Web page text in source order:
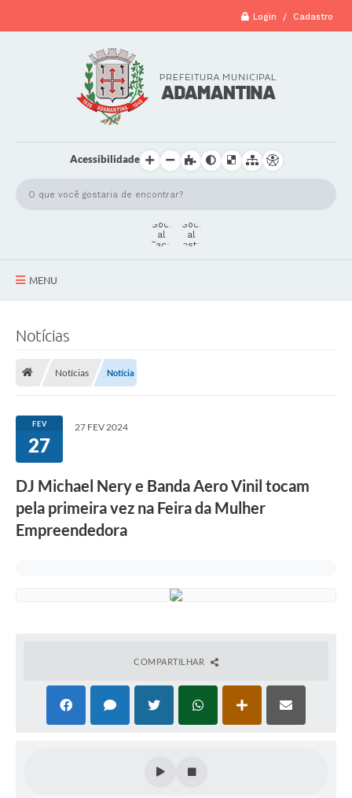
Login / Cadastro
Acessibilidade
MENU
Legislação
Transparência
Cadastros Culturais
Lei Paulo Gustavo
PROCON
Notícias
Notícias Notícia
FEV
27
27 FEV 2024
DJ Michael Nery e Banda Aero Vinil tocam
pela primeira vez na Feira da Mulher
Empreendedora
COMPARTILHAR